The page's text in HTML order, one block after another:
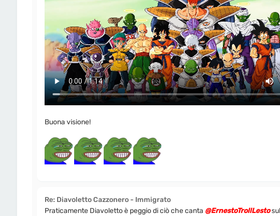
Buona visione!
Re: Diavoletto Cazzonero - Immigrato
Praticamente Diavoletto è peggio di ciò che canta @ErnestoTrollLesto